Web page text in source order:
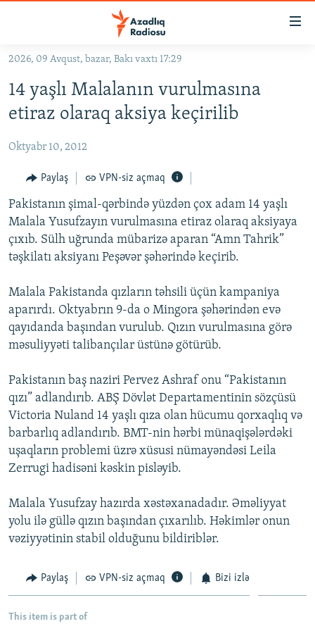
Əsas
qayıt
Əsas
qayıt
#İZAHLA
#ƏSLINDƏ
FƏRQƏ BAX
QANUNI DOĞRU
ARAŞDIRMA
MULTIMEDIA
FOTOQALEREYA
İNFOQRAFIKA
KARIKATURA
OXU ZALI
AZƏRBAYCAN ƏDƏBIYYATI KITABXANASI
İSLAM VƏ DEMOKRATIYA
İZ - MƏDƏNIYYƏT PROQRAMI
HAQQIMIZDA
MISSIYAMIZ
PEŞƏ ETIKASI VƏ JURNALISTIKA STANDARTLARIMIZ
MATERIALLARIMIZDAN ISTIFADƏ
AZADLIQRADIOSU MOBIL TELEFONUNUZDA
BIZIMLƏ ƏLAQƏ
XƏBƏR BÜLLETENLƏRIMIZ
BIZI IZLƏ
RFE/RL-in bütün saytları
2026, 09 Avqust, bazar, Bakı vaxtı 17:29
14 yaşlı Malalanın vurulmasına
etiraz olaraq aksiya keçirilib
Oktyabr 10, 2012
Paylaş VPN-siz açmaq
Pakistanın şimal-qərbində yüzdən çox adam 14 yaşlı
Malala Yusufzayın vurulmasına etiraz olaraq aksiyaya
çıxıb. Sülh uğrunda mübarizə aparan “Amn Tahrik”
təşkilatı aksiyanı Peşəvər şəhərində keçirib.
Malala Pakistanda qızların təhsili üçün kampaniya
aparırdı. Oktyabrın 9-da o Mingora şəhərindən evə
qayıdanda başından vurulub. Qızın vurulmasına görə
məsuliyyəti talibançılar üstünə götürüb.
Pakistanın baş naziri Pervez Ashraf onu “Pakistanın
qızı” adlandırıb. ABŞ Dövlət Departamentinin sözçüsü
Victoria Nuland 14 yaşlı qıza olan hücumu qorxaqlıq və
barbarlıq adlandırıb. BMT-nin hərbi münaqişələrdəki
uşaqların problemi üzrə xüsusi nümayəndəsi Leila
Zerrugi hadisəni kəskin pisləyib.
Malala Yusufzay hazırda xəstəxanadadır. Əməliyyat
yolu ilə güllə qızın başından çıxarılıb. Həkimlər onun
vəziyyətinin stabil olduğunu bildiriblər.
Paylaş VPN-siz açmaq Bizi izlə
This item is part of